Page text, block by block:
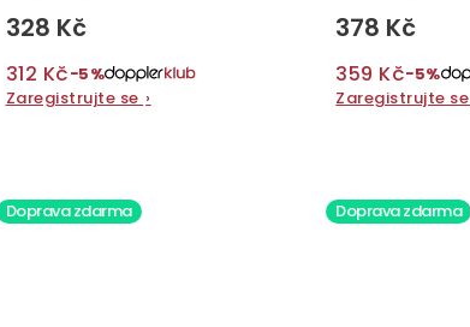
328 Kč
312 Kč−5%
Zaregistrujte se ›
378 Kč
359 Kč−5%
Zaregistrujte se
Doprava zdarma Doprava zdarma